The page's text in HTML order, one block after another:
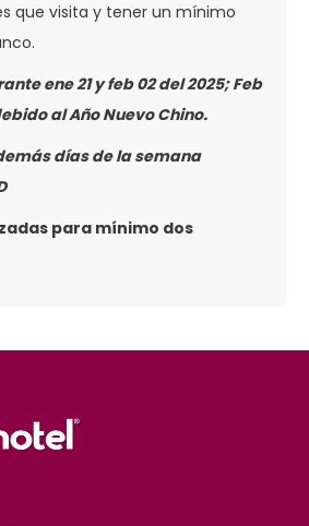
que visita y tener un mínimo
ene 21 y feb 02 del 2025; Feb
al Año Nuevo Chino.
días de la semana
para mínimo dos